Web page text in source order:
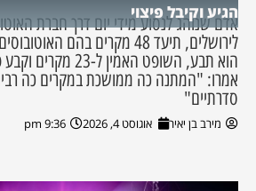
הגיע וקיבל פיצוי
אדם שנוהג לנסוע מידי יום דרך חברת
לירושלים, תיעד 48 מקרים בהם
הוא תבע, השופט
אמרו: "המתנה כה ממושכת במקרים כה
סדרתיים"
מירב בן יאיר אוגוסט 4, 2026 9:36 pm